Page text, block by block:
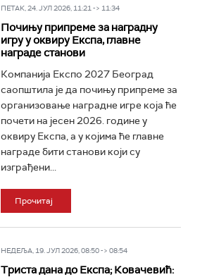
ПЕТАК, 24. ЈУЛ 2026, 11:21 -> 11:34
Почињу припреме за наградну
игру у оквиру Експа, главне
награде станови
Компанија Експо 2027 Београд
саопштила је да почињу припреме за
организовање наградне игре која ће
почети на јесен 2026. године у
оквиру Експа, а у којима ће главне
награде бити станови који су
изграђени...
Прочитај
НЕДЕЉА, 19. ЈУЛ 2026, 08:50 -> 08:54
Триста дана до Eкспа; Ковачевић: